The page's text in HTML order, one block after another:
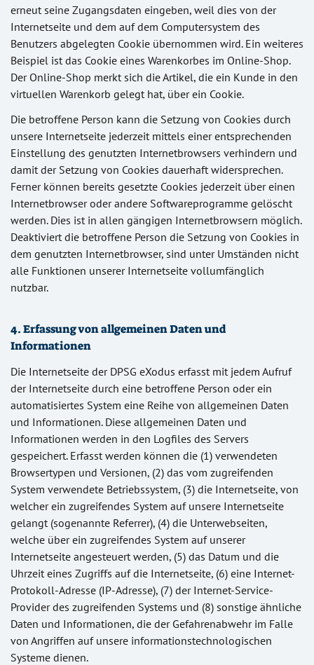
erneut seine Zugangsdaten eingeben, weil dies von der
Internetseite und dem auf dem Computersystem des
Benutzers abgelegten Cookie übernommen wird. Ein weiteres
Beispiel ist das Cookie eines Warenkorbes im Online-Shop.
Der Online-Shop merkt sich die Artikel, die ein Kunde in den
virtuellen Warenkorb gelegt hat, über ein Cookie.
Die betroffene Person kann die Setzung von Cookies durch
unsere Internetseite jederzeit mittels einer entsprechenden
Einstellung des genutzten Internetbrowsers verhindern und
damit der Setzung von Cookies dauerhaft widersprechen.
Ferner können bereits gesetzte Cookies jederzeit über einen
Internetbrowser oder andere Softwareprogramme gelöscht
werden. Dies ist in allen gängigen Internetbrowsern möglich.
Deaktiviert die betroffene Person die Setzung von Cookies in
dem genutzten Internetbrowser, sind unter Umständen nicht
alle Funktionen unserer Internetseite vollumfänglich
nutzbar.
4. Erfassung von allgemeinen Daten und
Informationen
Die Internetseite der DPSG eXodus erfasst mit jedem Aufruf
der Internetseite durch eine betroffene Person oder ein
automatisiertes System eine Reihe von allgemeinen Daten
und Informationen. Diese allgemeinen Daten und
Informationen werden in den Logfiles des Servers
gespeichert. Erfasst werden können die (1) verwendeten
Browsertypen und Versionen, (2) das vom zugreifenden
System verwendete Betriebssystem, (3) die Internetseite, von
welcher ein zugreifendes System auf unsere Internetseite
gelangt (sogenannte Referrer), (4) die Unterwebseiten,
welche über ein zugreifendes System auf unserer
Internetseite angesteuert werden, (5) das Datum und die
Uhrzeit eines Zugriffs auf die Internetseite, (6) eine Internet-
Protokoll-Adresse (IP-Adresse), (7) der Internet-Service-
Provider des zugreifenden Systems und (8) sonstige ähnliche
Daten und Informationen, die der Gefahrenabwehr im Falle
von Angriffen auf unsere informationstechnologischen
Systeme dienen.